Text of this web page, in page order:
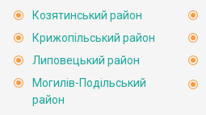
Козятинський район
Крижопільський район
Липовецький район
Могилів-Подільський
район